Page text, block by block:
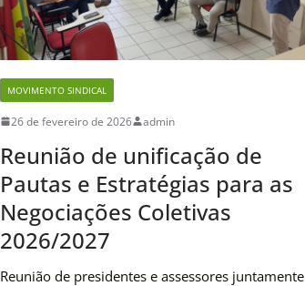
MOVIMENTO SINDICAL
26 de fevereiro de 2026 admin
Reunião de unificação de
Pautas e Estratégias para as
Negociações Coletivas
2026/2027
Reunião de presidentes e assessores juntamente